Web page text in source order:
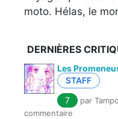
moto. Hélas, le
DERNIÈRES
Les
STAFF
7
par
commentaire